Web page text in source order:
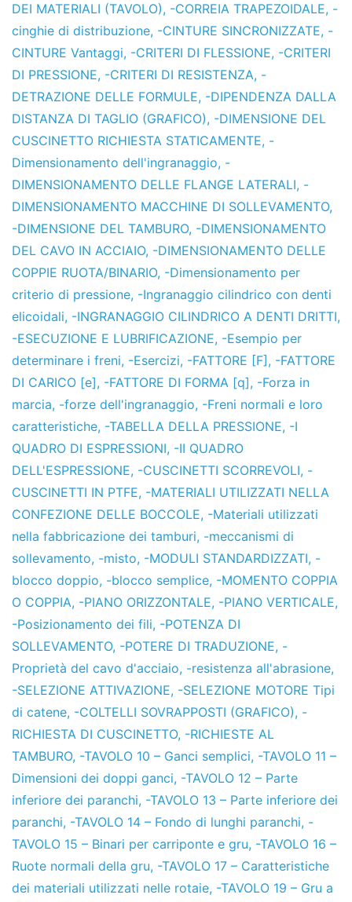
DEI MATERIALI (TAVOLO), -CORREIA TRAPEZOIDALE, -
cinghie di distribuzione, -CINTURE SINCRONIZZATE, -
CINTURE Vantaggi, -CRITERI DI FLESSIONE, -CRITERI
DI PRESSIONE, -CRITERI DI RESISTENZA, -
DETRAZIONE DELLE FORMULE, -DIPENDENZA DALLA
DISTANZA DI TAGLIO (GRAFICO), -DIMENSIONE DEL
CUSCINETTO RICHIESTA STATICAMENTE, -
Dimensionamento dell'ingranaggio, -
DIMENSIONAMENTO DELLE FLANGE LATERALI, -
DIMENSIONAMENTO MACCHINE DI SOLLEVAMENTO,
-DIMENSIONE DEL TAMBURO, -DIMENSIONAMENTO
DEL CAVO IN ACCIAIO, -DIMENSIONAMENTO DELLE
COPPIE RUOTA/BINARIO, -Dimensionamento per
criterio di pressione, -Ingranaggio cilindrico con denti
elicoidali, -INGRANAGGIO CILINDRICO A DENTI DRITTI,
-ESECUZIONE E LUBRIFICAZIONE, -Esempio per
determinare i freni, -Esercizi, -FATTORE [F] , -FATTORE
DI CARICO [e], -FATTORE DI FORMA [q], -Forza in
marcia, -forze dell'ingranaggio, -Freni normali e loro
caratteristiche, -TABELLA DELLA PRESSIONE, -I
QUADRO DI ESPRESSIONI, -II QUADRO
DELL'ESPRESSIONE, -CUSCINETTI SCORREVOLI, -
CUSCINETTI IN PTFE, -MATERIALI UTILIZZATI NELLA
CONFEZIONE DELLE BOCCOLE, -Materiali utilizzati
nella fabbricazione dei tamburi, -meccanismi di
sollevamento, -misto, -MODULI STANDARDIZZATI, -
blocco doppio, -blocco semplice, -MOMENTO COPPIA
O COPPIA, -PIANO ORIZZONTALE, -PIANO VERTICALE,
-Posizionamento dei fili, -POTENZA DI
SOLLEVAMENTO, -POTERE DI TRADUZIONE, -
Proprietà del cavo d'acciaio, -resistenza all'abrasione,
-SELEZIONE ATTIVAZIONE, -SELEZIONE MOTORE Tipi
di catene, -COLTELLI SOVRAPPOSTI (GRAFICO), -
RICHIESTA DI CUSCINETTO, -RICHIESTE AL
TAMBURO, -TAVOLO 10 – Ganci semplici, -TAVOLO 11 –
Dimensioni dei doppi ganci, -TAVOLO 12 – Parte
inferiore dei paranchi, -TAVOLO 13 – Parte inferiore dei
paranchi, -TAVOLO 14 – Fondo di lunghi paranchi, -
TAVOLO 15 – Binari per carriponte e gru, -TAVOLO 16 –
Ruote normali della gru, -TAVOLO 17 – Caratteristiche
dei materiali utilizzati nelle rotaie, -TAVOLO 19 – Gru a